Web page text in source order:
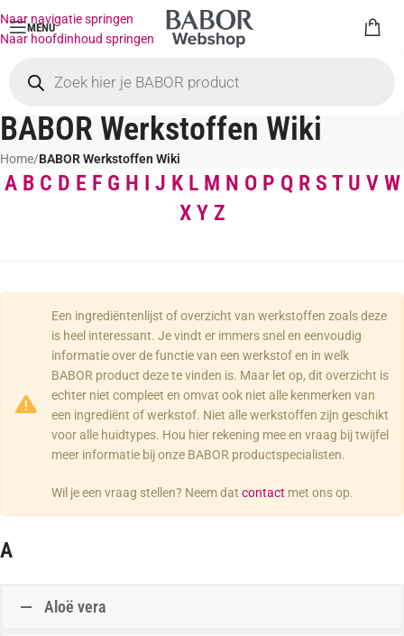
Naar navigatie springen
Naar hoofdinhoud springen
MENU
BABOR Werkstoffen Wiki
Home/BABOR Werkstoffen Wiki
A B C D E F G H I J K L M N O P Q R S T U V W
X Y Z
Een ingrediëntenlijst of overzicht van werkstoffen zoals deze
is heel interessant. Je vindt er immers snel en eenvoudig
informatie over de functie van een werkstof en in welk
BABOR product deze te vinden is. Maar let op, dit overzicht is
echter niet compleet en omvat ook niet alle kenmerken van
een ingrediënt of werkstof. Niet alle werkstoffen zijn geschikt
voor alle huidtypes. Hou hier rekening mee en vraag bij twijfel
meer informatie bij onze BABOR productspecialisten.
Wil je een vraag stellen? Neem dat contact met ons op.
A
Aloë vera